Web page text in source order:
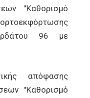
"Καθορισμό
96 με
απόφασης
"Καθορισμό